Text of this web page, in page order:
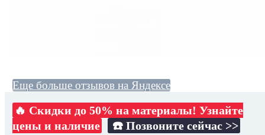
Еще больше отзывов на Яндексе
🔥 Скидки до 50% на материалы! Узнайте
цены и наличие
☎️ Позвоните сейчас >>